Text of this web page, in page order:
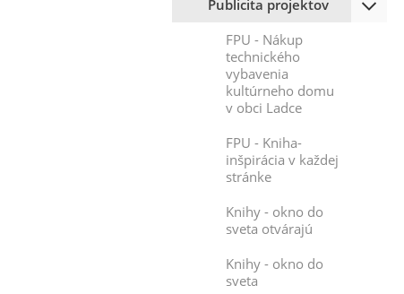
Publicita projektov
FPU - Nákup
technického
vybavenia
kultúrneho domu
v obci Ladce
FPU - Kniha-
inšpirácia v každej
stránke
Knihy - okno do
sveta otvárajú
Knihy - okno do
sveta